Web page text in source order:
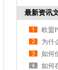
最新资讯
欧盟
为什
边？
如何
如何